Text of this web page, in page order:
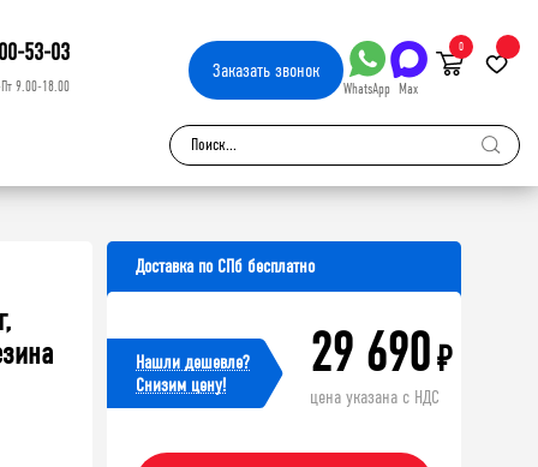
53-03
9.00-18.00
Заказатьзвонок
WhatsApp Max
0
Доставка по СПб бесплатно
Нашли дешевле?
Cнизим цену!
29 690₽
цена указана с НДС